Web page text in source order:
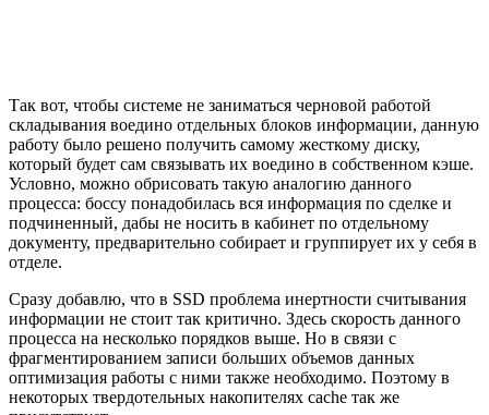
Так вот, чтобы системе не заниматься черновой работой
складывания воедино отдельных блоков информации, данную
работу было решено получить самому жесткому диску,
который будет сам связывать их воедино в собственном кэше.
Условно, можно обрисовать такую аналогию данного
процесса: боссу понадобилась вся информация по сделке и
подчиненный, дабы не носить в кабинет по отдельному
документу, предварительно собирает и группирует их у себя в
отделе.
Сразу добавлю, что в SSD проблема инертности считывания
информации не стоит так критично. Здесь скорость данного
процесса на несколько порядков выше. Но в связи с
фрагментированием записи больших объемов данных
оптимизация работы с ними также необходимо. Поэтому в
некоторых твердотельных накопителях cache так же